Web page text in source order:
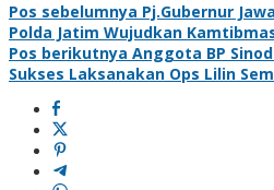
Pos sebelumnya Pj.Gubernur
Polda Jatim Wujudkan
Pos berikutnya Anggota BP
Sukses Laksanakan Ops Lilin